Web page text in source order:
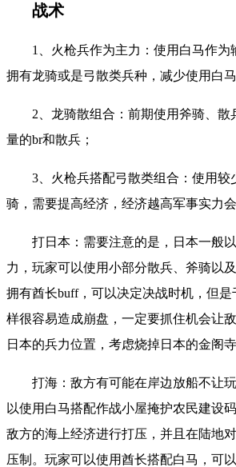
战术
1、火枪兵作为主力：使用白马作为
拥有龙骑或是弓散类兵种，减少使用白马
2、龙骑散组合：前期使用斧骑、散
量的br和散兵；
3、火枪兵搭配弓散类组合：使用较
骑，需要提高经济，经济越高军事实力会
打日本： 需要注意的是，日本一般
力，玩家可以使用小部分散兵、斧骑以
拥有酋长buff，可以决定决战时机，但
样很容易造成崩盘，一定要抓住机会让
日本的兵力位置，考虑烧掉日本的金阁寺
打海： 敌方有可能在岸边放船不让
以使用白马搭配作战小屋掩护农民建设
敌方的海上经济进行打压，并且在陆地
压制。玩家可以使用酋长搭配白马，可